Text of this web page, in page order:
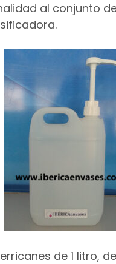
al conjunto
de 1 litro,